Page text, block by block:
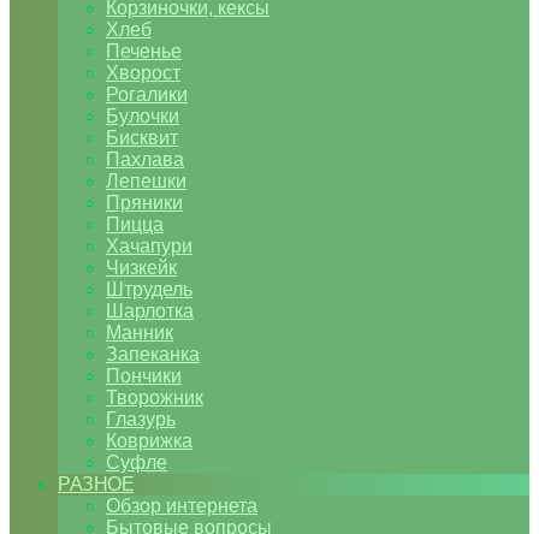
Корзиночки, кексы
Хлеб
Печенье
Хворост
Рогалики
Булочки
Бисквит
Пахлава
Лепешки
Пряники
Пицца
Хачапури
Чизкейк
Штрудель
Шарлотка
Манник
Запеканка
Пончики
Творожник
Глазурь
Коврижка
Суфле
РАЗНОЕ
Обзор интернета
Бытовые вопросы